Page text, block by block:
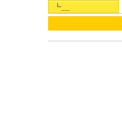
┗__